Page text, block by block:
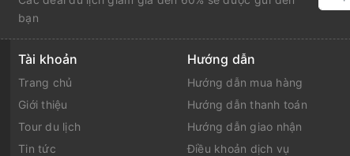
bạn
Tài khoản
Trang chủ
Giới thiệu
Tour du lịch
Tin tức
Hướng dẫn
Hướng dẫn mua hàng
Hướng dẫn thanh toán
Hướng dẫn giao nhận
Điều khoản dịch vụ